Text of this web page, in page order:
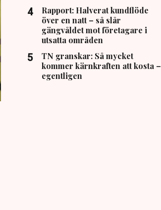
Rapport: Halverat kundflöde
över en natt – så slår
gängvåldet mot företagare i
utsatta områden
TN granskar: Så mycket
kommer kärnkraften att kosta –
egentligen